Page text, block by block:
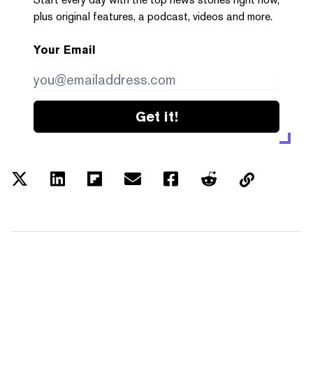
plus original features, a podcast, videos and more.
Your Email
Get it!